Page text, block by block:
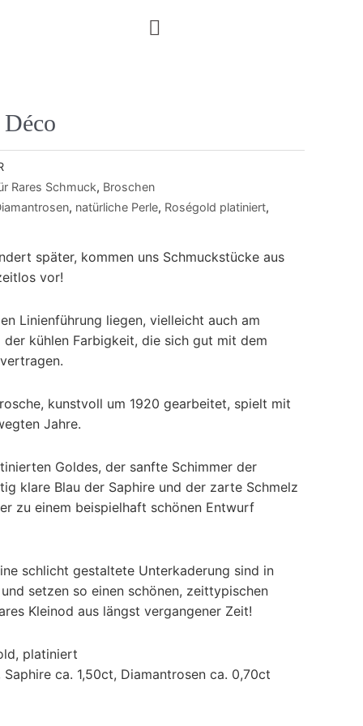
Rares Schmuck, Broschen
, natürliche Perle, Roségold platiniert,
später, kommen uns Schmuckstücke aus
vor!
Linienführung liegen, vielleicht auch am
kühlen Farbigkeit, die sich gut mit dem
kunstvoll um 1920 gearbeitet, spielt mit
Jahre.
Goldes, der sanfte Schimmer der
klare Blau der Saphire und der zarte Schmelz
zu einem beispielhaft schönen Entwurf
schlicht gestaltete Unterkaderung sind in
setzen so einen schönen, zeittypischen
Kleinod aus längst vergangener Zeit!
platiniert
ca. 1,50ct, Diamantrosen ca. 0,70ct